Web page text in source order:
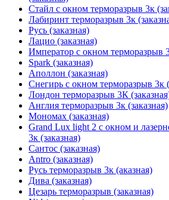
Стайл с окном терморазрыв 3к
Лабиринт терморазрыв 3к
Русь (заказная)
Лацио (заказная)
Император с окном терморазрыв
Spark (заказная)
Аполлон (заказная)
Снегирь с окном терморазрыв 3к
Лондон терморазрыв 3К
Англия терморазрыв 3к (заказная)
Мономах (заказная)
Grand Lux light 2 с окном и
3к (заказная)
Сантос (заказная)
Antro (заказная)
Русь терморазрыв 3к (аказная)
Дива (заказная)
Цезарь терморазрыв (заказная)